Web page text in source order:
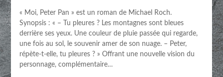
« Moi, Peter Pan » est un roman de Michael Roch.
Synopsis : « – Tu pleures ? Les montagnes sont bleues
derrière ses yeux. Une couleur de pluie passée qui regarde,
une fois au sol, le souvenir amer de son nuage. – Peter,
répète-t-elle, tu pleures ? » Offrant une nouvelle vision du
personnage, complémentaire…